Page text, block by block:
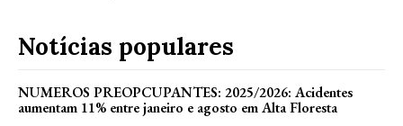
Notícias populares
NUMEROS PREOPCUPANTES: 2025/2026: Acidentes
aumentam 11% entre janeiro e agosto em Alta Floresta